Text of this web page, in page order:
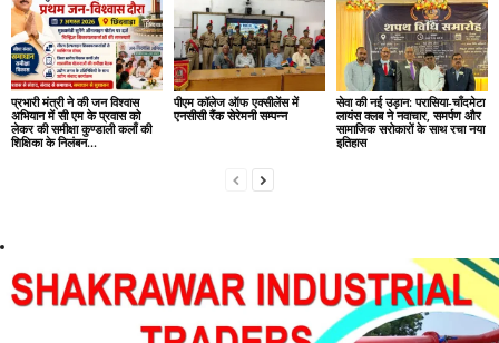
प्रभारी मंत्री ने की जन विश्वास
अभियान में सी एम के प्रवास को
लेकर की समीक्षा कुण्डाली कलाँ की
शिक्षिका के निलंबन...
पीएम कॉलेज ऑफ एक्सीलेंस में
एनसीसी रैंक सेरेमनी सम्पन्न
सेवा की नई उड़ान: परासिया-चाँदमेटा
लायंस क्लब ने नवाचार, समर्पण और
सामाजिक सरोकारों के साथ रचा नया
इतिहास